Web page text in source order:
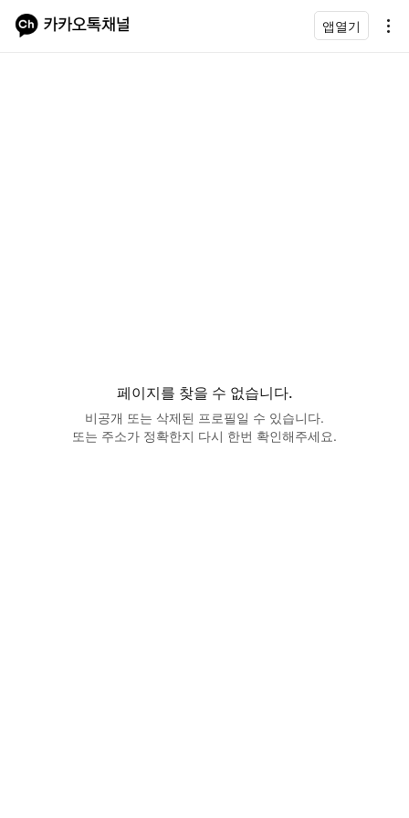
앱열기
페이지를 찾을 수 없습니다.
비공개 또는 삭제된 프로필일 수 있습니다.
또는 주소가 정확한지 다시 한번 확인해주세요.